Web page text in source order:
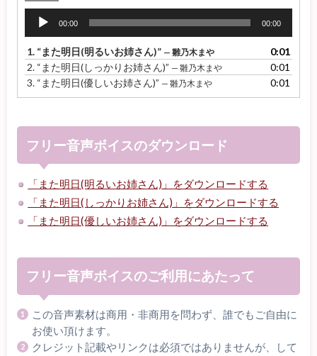
レ
ー
ヤ
00:00 00:00
1. “また明日(明るいお姉さん)” — 雛乃木まや
0:01
2. “また明日(しっかりお姉さん)” — 雛乃木まや
0:01
3. “また明日(優しいお姉さん)” — 雛乃木まや 0:01
フリー音声ボイスのダウンロード
「また明日(明るいお姉さん)」をダウンロードする
「また明日(しっかりお姉さん)」をダウンロードする
「また明日(優しいお姉さん)」をダウンロードする
フリー音声ボイスのご利用にあたって
この音声素材は商用・非商用を問わず、誰でもご自由に
お使い頂けます。
クレジット記載やリンクは必須ではありませんが、して